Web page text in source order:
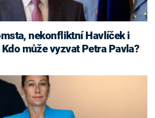
může vyzvat Petra Pavla?